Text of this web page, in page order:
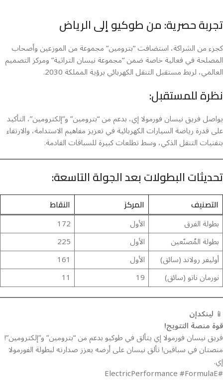
تجربة حصرية: من طوكيو إلى الرياض
كجزء من الشراكة، استضافت “بترومين” مجموعة من الموزعين وأصحاب
المصلحة في فعالية خاصة ضمن “مجموعة نيسان التراثية” ومركز التصميم
العالمي، لربط مستقبل التنقل الكهربائي برؤية المملكة 2030.
نظرة للمستقبل:
يواصل فريق نيسان فورمولا إي، بدعم من “بترومين” و”إلكترومين”، التأكيد
على قدرة رياضة السيارات الكهربائية في تعزيز مفاهيم الاستدامة، والارتقاء
بتقنيات التنقل الذكي، وسط تطلعات كبيرة للسباقات القادمة.
تحديثات البطولات بعد الجولة التاسعة:
التصنيف المركز النقاط
بطولة الفرق الأول
172
بطولة المُصنّعين
الأول
225
أوليفر رولاند (سائق)
الأول
161
نورمان ناتو (سائق)
19
11
📱 لينكدإن
قوة منصة التتويج!
فريق نيسان فورمولا إي يتألق في طوكيو بدعم من “بترومين” و”إلكترومين”!
منصتان في سباقين! تألق نيسان على أرضه يعزز صدارته لبطولة الفورمولا
إي.
#ElectricPerformance #FormulaE